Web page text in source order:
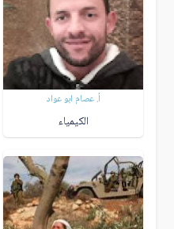
أ. عصام ابو عواد
الكيمياء